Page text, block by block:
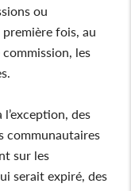
ou
fois, au
les
des
communautaires
sur les
serait expiré, des